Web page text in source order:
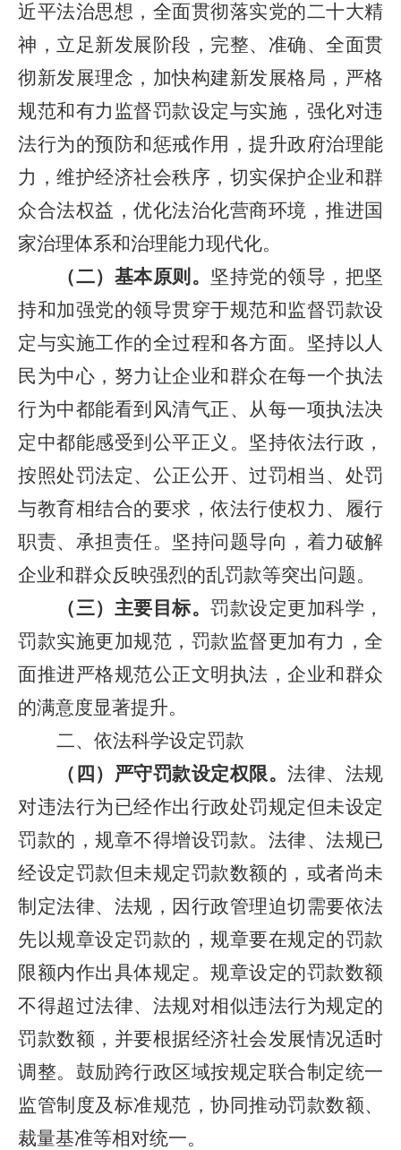
近平法治思想，全面贯彻落实党的二十大精
神，立足新发展阶段，完整、准确、全面贯
彻新发展理念，加快构建新发展格局，严格
规范和有力监督罚款设定与实施，强化对违
法行为的预防和惩戒作用，提升政府治理能
力，维护经济社会秩序，切实保护企业和群
众合法权益，优化法治化营商环境，推进国
家治理体系和治理能力现代化。
（二）基本原则。 坚持党的领导，把坚
持和加强党的领导贯穿于规范和监督罚款设
定与实施工作的全过程和各方面。坚持以人
民为中心，努力让企业和群众在每一个执法
行为中都能看到风清气正、从每一项执法决
定中都能感受到公平正义。坚持依法行政，
按照处罚法定、公正公开、过罚相当、处罚
与教育相结合的要求，依法行使权力、履行
职责、承担责任。坚持问题导向，着力破解
企业和群众反映强烈的乱罚款等突出问题。
（三）主要目标。 罚款设定更加科学，
罚款实施更加规范，罚款监督更加有力，全
面推进严格规范公正文明执法，企业和群众
的满意度显著提升。
二、依法科学设定罚款
（四）严守罚款设定权限。 法律、法规
对违法行为已经作出行政处罚规定但未设定
罚款的，规章不得增设罚款。法律、法规已
经设定罚款但未规定罚款数额的，或者尚未
制定法律、法规，因行政管理迫切需要依法
先以规章设定罚款的，规章要在规定的罚款
限额内作出具体规定。规章设定的罚款数额
不得超过法律、法规对相似违法行为规定的
罚款数额，并要根据经济社会发展情况适时
调整。鼓励跨行政区域按规定联合制定统一
监管制度及标准规范，协同推动罚款数额、
裁量基准等相对统一。